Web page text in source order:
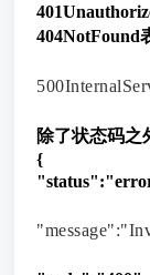
404NotFound
除了状态码之
{